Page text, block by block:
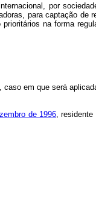
por
para captação de
na forma
caso em que será
de 1996, residente